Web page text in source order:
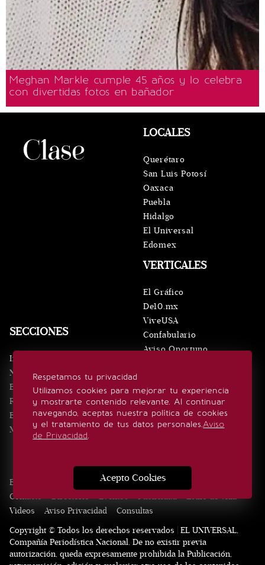
Meghan Markle cumple 45 años y lo celebra
con divertidas fotos en bañador
Respetamos tu privacidad
Utilizamos cookies para mejorar tu experiencia
y mostrarte contenido relevante. Al continuar
navegando, aceptas nuestra política de cookies
y el tratamiento de tus datos personales.Aviso
de Privacidad.
Acepto Cookies
SECCIONES
Inicio
Noticias
Eventos
Realeza
Estilo de vida
Minuto x Minuto
VERTICALES
El Gráfico
De10.mx
ViveUSA
Confabulario
Aviso Oportuno
LOCALES
Querétaro
San Luis Potosí
Oaxaca
Puebla
Hidalgo
El Universal
Edomex
SÍGUENOS
Edición Impresa Noticias Quiénes somos
Contacto
Directorio Eventos Publicidad
Estilo de vida
Videos
Aviso Privacidad
Consultas
Copyright © Todos los derechos reservados | EL UNIVERSAL,
Compañía Periodística Nacional. De no existir previa
autorización, queda expresamente prohibida la Publicación,